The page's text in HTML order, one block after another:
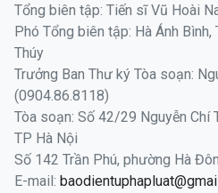
Tổng biên tập: Tiến sĩ Vũ Hoài
Phó Tổng biên tập: Hà Ánh
Thúy
Trưởng Ban Thư ký Tòa soạn:
(0904.86.8118)
Tòa soạn: Số 42/29 Nguyễn Chí
TP Hà Nội
Số 142 Trần Phú, phường Hà
E-mail: